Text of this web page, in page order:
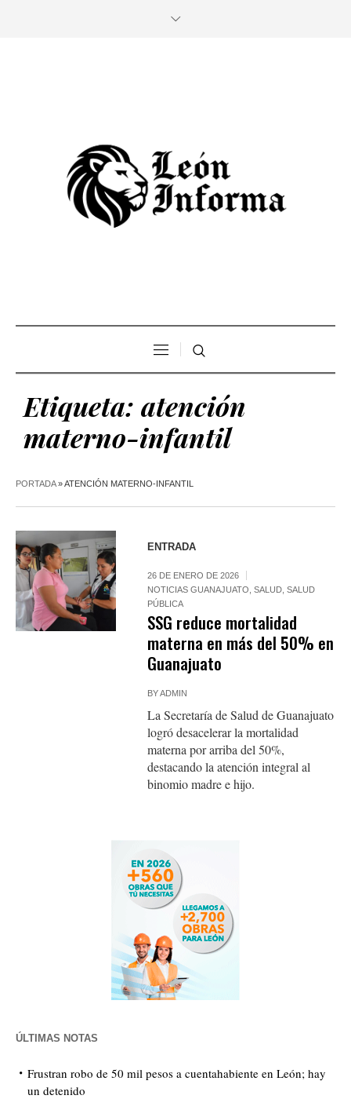
Etiqueta: atención
materno-infantil
PORTADA»ATENCIÓN MATERNO-INFANTIL
ENTRADA
26 DE ENERO DE 2026
NOTICIAS GUANAJUATO ,SALUD ,SALUD
PÚBLICA
SSG reduce mortalidad
materna en más del 50% en
Guanajuato
BYADMIN
La Secretaría de Salud de Guanajuato
logró desacelerar la mortalidad
materna por arriba del 50%,
destacando la atención integral al
binomio madre e hijo.
ÚLTIMAS NOTAS
Frustran robo de 50 mil pesos a cuentahabiente en León; hay
un detenido